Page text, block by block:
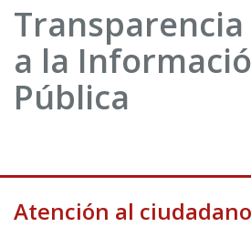
Transparencia
a la
Pública
Atención al ciudadano